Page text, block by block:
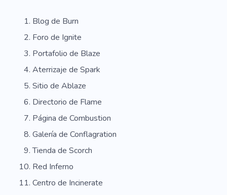
Blog de Burn
Foro de Ignite
Portafolio de Blaze
Aterrizaje de Spark
Sitio de Ablaze
Directorio de Flame
Página de Combustion
Galería de Conflagration
Tienda de Scorch
Red Inferno
Centro de Incinerate